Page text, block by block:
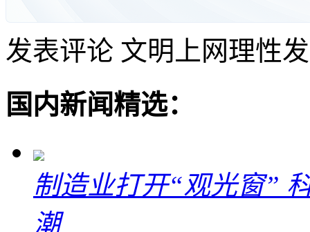
发表评论 文明上网理性
国内新闻精选：
制造业打开“观光窗”
潮